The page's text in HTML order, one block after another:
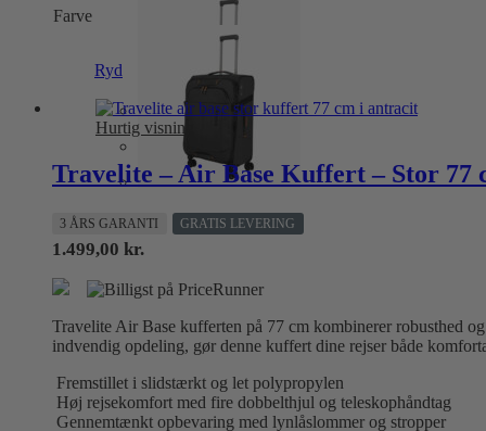
vælges
på
varesiden
Farve
Ryd
Hurtig visning
Travelite – Air Base Kuffert – Stor 77
3 ÅRS GARANTI GRATIS LEVERING
1.499,00 kr.
Travelite Air Base kufferten på 77 cm kombinerer robusthed
indvendig opdeling, gør denne kuffert dine rejser både
Fremstillet i slidstærkt og let polypropylen
Høj rejsekomfort med fire dobbelthjul og teleskophåndtag
Gennemtænkt opbevaring med lynlåslommer og stropper